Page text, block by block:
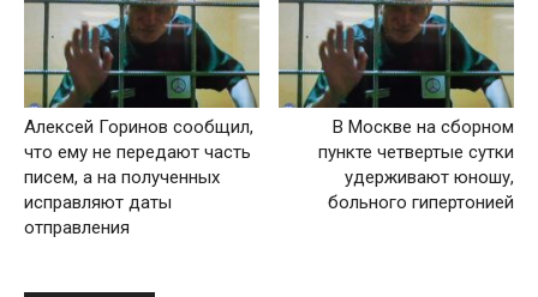
Алексей Горинов сообщил,
что ему не передают часть
писем, а на полученных
исправляют даты
отправления
В Москве на сборном
пункте четвертые сутки
удерживают юношу,
больного гипертонией